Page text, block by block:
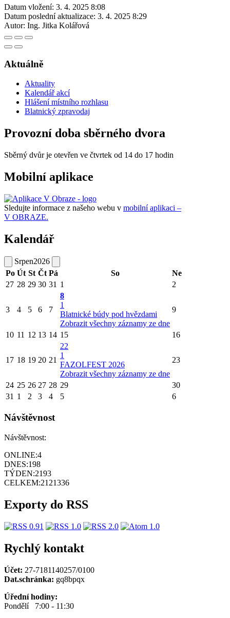
Datum vložení: 3. 4. 2025 8:08
Datum poslední aktualizace: 3. 4. 2025 8:29
Autor: Ing. Jitka Kolářová
Aktuálně
Aktuality
Kalendář akcí
Hlášení místního rozhlasu
Blatnický zpravodaj
Provozní doba sběrného dvora
Sběrný dvůr je otevřen ve čtvrtek od 14 do 17 hodin
Mobilní aplikace
Sledujte informace z našeho webu v mobilní aplikaci –
V OBRAZE.
Kalendář
Srpen2026
Po Út St Čt Pá So
Ne
27 28 29 30 31 1 2
3 4 5 6 7
8
1
Blatnické búdy pod hvězdami
Zobrazit všechny záznamy ze dne
9
10 11 12 13 14 15 16
17 18 19 20 21
22
1
FAZOLFEST 2026
Zobrazit všechny záznamy ze dne
23
24 25 26 27 28 29
30
31 1 2 3 4 5 6
Návštěvnost
Návštěvnost:
ONLINE:4
DNES:198
TÝDEN:2193
CELKEM:2121336
Exporty do RSS
Rychlý kontakt
Účet: 27-7181140257/0100
Dat.schránka: gq8bpqx
Úřední hodiny:
Pondělí 7:00 - 11:30